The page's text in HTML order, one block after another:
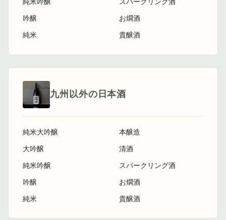
純米吟醸
吟醸
純米
スパークリング酒
お燗酒
貴醸酒
九州以外の日本酒
純米大吟醸
大吟醸
純米吟醸
吟醸
純米
本醸造
清酒
スパークリング酒
お燗酒
貴醸酒